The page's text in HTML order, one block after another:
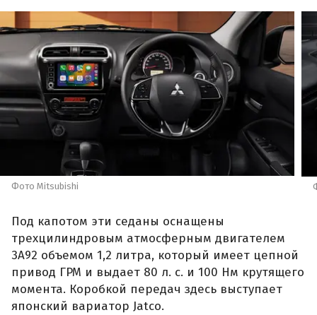
Фото Mitsubishi
Под капотом эти седаны оснащены
трехцилиндровым атмосферным двигателем
3A92 объемом 1,2 литра, который имеет цепной
привод ГРМ и выдает 80 л. с. и 100 Нм крутящего
момента. Коробкой передач здесь выступает
японский вариатор Jatco.